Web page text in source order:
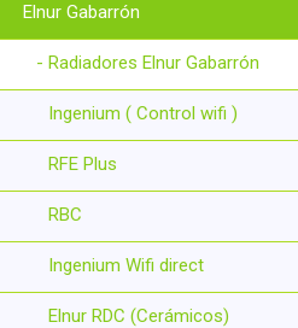
Elnur Gabarrón
- Radiadores Elnur Gabarrón
Ingenium ( Control wifi )
RFE Plus
RBC
Ingenium Wifi direct
Elnur RDC (Cerámicos)